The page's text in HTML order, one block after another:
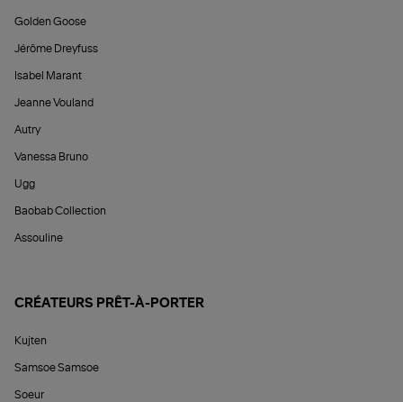
Golden Goose
Jérôme Dreyfuss
Isabel Marant
Jeanne Vouland
Autry
Vanessa Bruno
Ugg
Baobab Collection
Assouline
CRÉATEURS PRÊT-À-PORTER
Kujten
Samsoe Samsoe
Soeur